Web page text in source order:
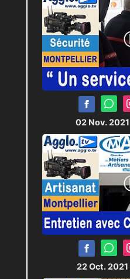
02 Nov. 2021
22 Oct. 2021